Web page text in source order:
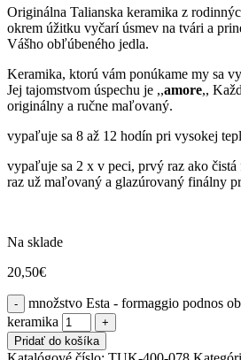
Originálna Talianska keramika z
okrem úžitku vyčarí úsmev na tvári a
Vášho obľúbeného jedla.
Keramika, ktorú vám ponúkame my sa
Jej tajomstvom úspechu je ,,amore,,
originálny a ručne maľovaný.
vypaľuje sa 8 až 12 hodín pri vysokej
vypaľuje sa 2 x v peci, prvý raz ako
raz už maľovaný a glazúrovaný finálny
Na sklade
20,50€
množstvo Esta - formaggio podnos
keramika
Pridať do košíka